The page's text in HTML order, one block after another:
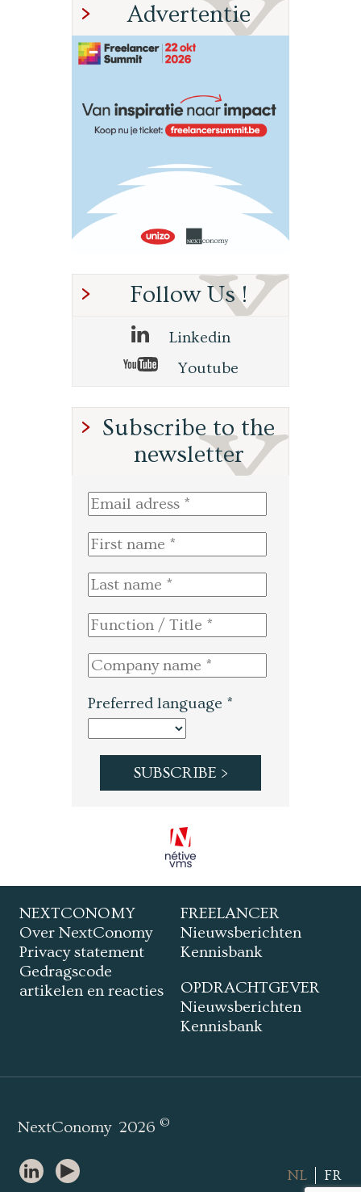
Advertentie
Follow Us !
Linkedin
Youtube
Subscribe to the
newsletter
Preferred language *
NEXTCONOMY
Over NextConomy
Privacy statement
Gedragscode
artikelen en reacties
FREELANCER
Nieuwsberichten
Kennisbank
OPDRACHTGEVER
Nieuwsberichten
Kennisbank
NextConomy 2026©
NL FR